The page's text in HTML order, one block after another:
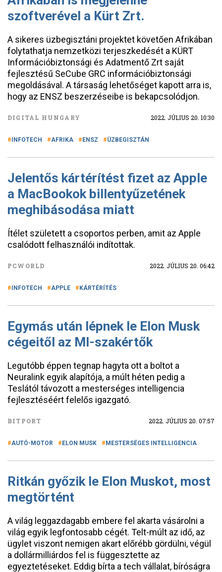
szoftverével a Kürt Zrt.
A sikeres üzbegisztáni projektet követően Afrikában
folytathatja nemzetközi terjeszkedését a KÜRT
Információbiztonsági és Adatmentő Zrt saját
fejlesztésű SeCube GRC információbiztonsági
megoldásával. A társaság lehetőséget kapott arra is,
hogy az ENSZ beszerzéseibe is bekapcsolódjon.
DIGITAL HUNGARY 2022. JÚLIUS 20. 10:30
INFOTECH AFRIKA ENSZ ÜZBEGISZTÁN
Jelentős kártérítést fizet az Apple
a MacBookok billentyűzetének
meghibásodása miatt
Ítélet született a csoportos perben, amit az Apple
csalódott felhasználói indítottak.
PCWORLD 2022. JÚLIUS 20. 06:42
INFOTECH APPLE KÁRTÉRÍTÉS
Egymás után lépnek le Elon Musk
cégeitől az MI-szakértők
Legutóbb éppen tegnap hagyta ott a boltot a
Neuralink egyik alapítója, a múlt héten pedig a
Teslától távozott a mesterséges intelligencia
fejlesztéséért felelős igazgató.
BITPORT 2022. JÚLIUS 20. 07:57
AUTÓ-MOTOR ELON MUSK MESTERSÉGES INTELLIGENCIA
Ritkán győzik le Elon Muskot, most
megtörtént
A világ leggazdagabb embere fel akarta vásárolni a
világ egyik legfontosabb cégét. Telt-múlt az idő, az
ügylet viszont nemigen akart előrébb gördülni, végül
a dollármilliárdos fel is függesztette az
egyeztetéseket. Eddig bírta a tech vállalat, bíróságra